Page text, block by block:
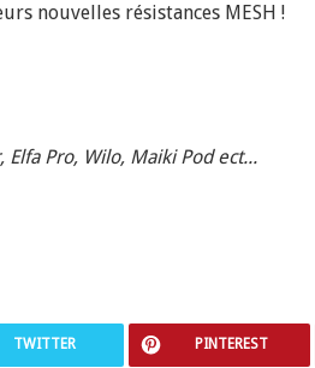
nouvelles résistances MESH !
Elfa Pro, Wilo, Maiki Pod ect...
TWITTER PINTEREST